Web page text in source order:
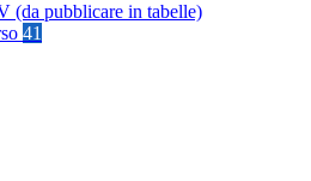
(da pubblicare in tabelle)
41